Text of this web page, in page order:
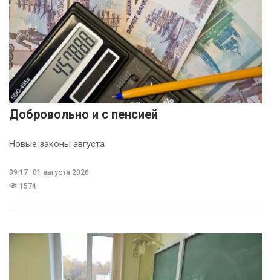
Добровольно и с пенсией
Новые законы августа
09:17 01 августа 2026
1574